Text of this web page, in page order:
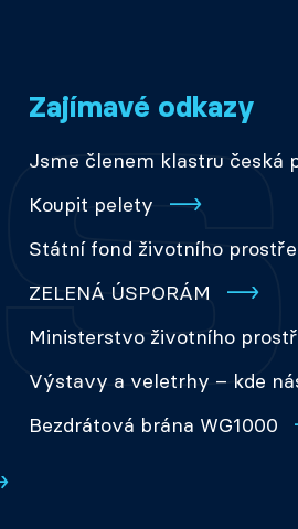
Zajímavé odkazy
Jsme členem klastru česká
Koupit pelety
Státní fond životního
ZELENÁ ÚSPORÁM
Ministerstvo životního
Výstavy a veletrhy – kde
Bezdrátová brána WG1000